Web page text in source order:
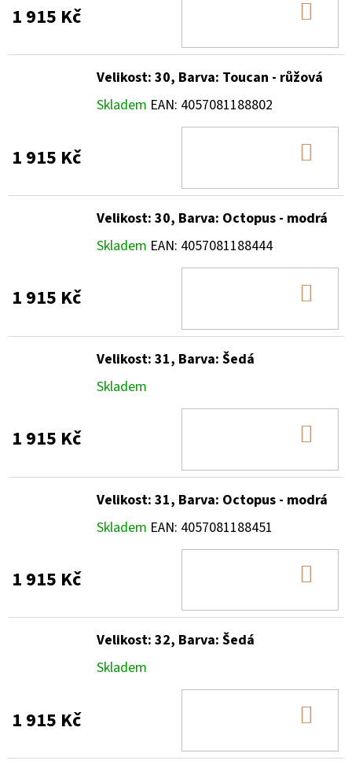
1 915 Kč
Velikost: 30, Barva: Toucan - růžová
Skladem EAN: 4057081188802
1 915 Kč
Velikost: 30, Barva: Octopus - modrá
Skladem EAN: 4057081188444
1 915 Kč
Velikost: 31, Barva: Šedá
Skladem
1 915 Kč
Velikost: 31, Barva: Octopus - modrá
Skladem EAN: 4057081188451
1 915 Kč
Velikost: 32, Barva: Šedá
Skladem
1 915 Kč